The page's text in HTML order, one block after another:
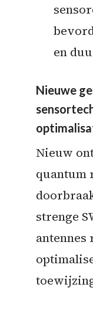
en
Nieuwe
Nieuw
quantum
strenge
antennes